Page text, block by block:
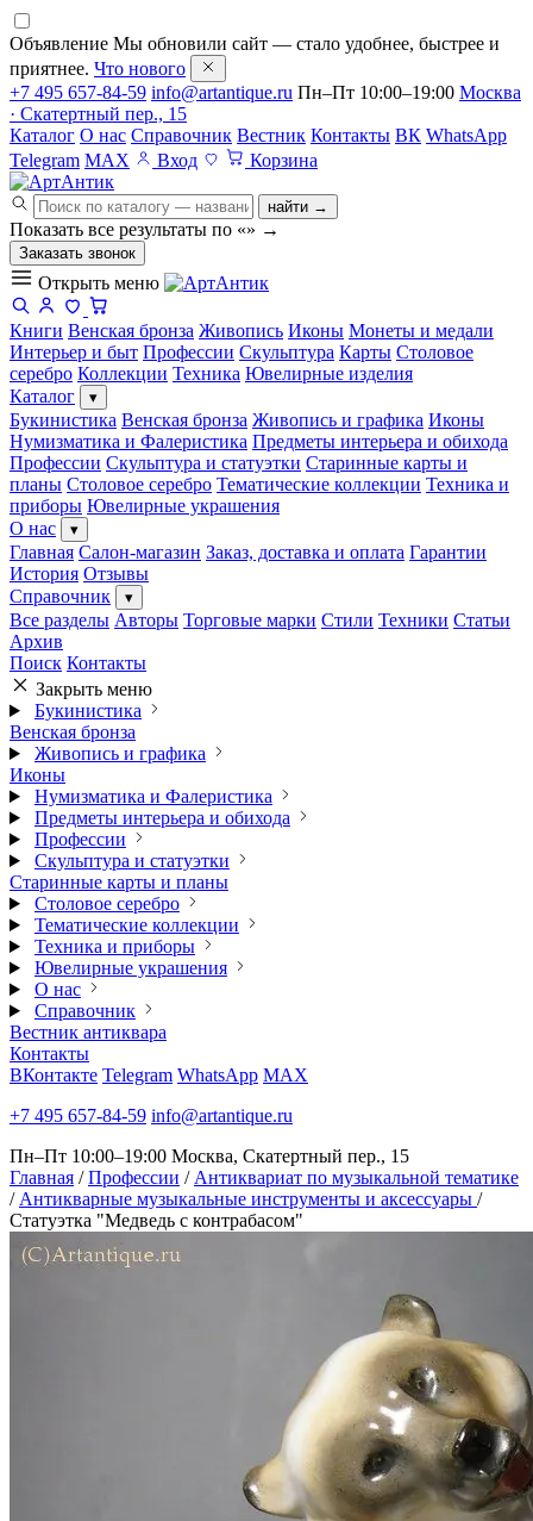
Объявление Мы обновили сайт — стало удобнее, быстрее и
приятнее. Что нового
+7 495 657-84-59 info@artantique.ru Пн–Пт 10:00–19:00 Москва
· Скатертный пер., 15
Каталог О нас Справочник Вестник Контакты ВК WhatsApp
Telegram MAX Вход Корзина
найти →
Показать все результаты по «» →
Заказать звонок
Открыть меню
Книги Венская бронза Живопись Иконы Монеты и медали
Интерьер и быт Профессии Скульптура Карты Столовое
серебро Коллекции Техника Ювелирные изделия
Каталог
▾
Букинистика Венская бронза Живопись и графика Иконы
Нумизматика и Фалеристика Предметы интерьера и обихода
Профессии Скульптура и статуэтки Старинные карты и
планы Столовое серебро Тематические коллекции Техника и
приборы Ювелирные украшения
О нас
▾
Главная Салон-магазин Заказ, доставка и оплата Гарантии
История Отзывы
Справочник
▾
Все разделы Авторы Торговые марки Стили Техники Статьи
Архив
Поиск Контакты
Закрыть меню
Букинистика
Венская бронза
Живопись и графика
Иконы
Нумизматика и Фалеристика
Предметы интерьера и обихода
Профессии
Скульптура и статуэтки
Старинные карты и планы
Столовое серебро
Тематические коллекции
Техника и приборы
Ювелирные украшения
О нас
Справочник
Вестник антиквара
Контакты
ВКонтакте Telegram WhatsApp MAX
+7 495 657-84-59 info@artantique.ru
Пн–Пт 10:00–19:00 Москва, Скатертный пер., 15
Главная / Профессии / Антиквариат по музыкальной тематике
/ Антикварные музыкальные инструменты и аксессуары /
Статуэтка "Медведь с контрабасом"